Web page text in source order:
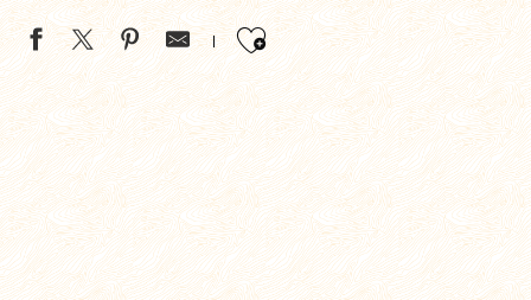
Ajouter aux